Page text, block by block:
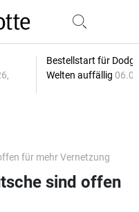
Bestellstart für
Welten auffällig
für mehr Vernetzung
sind offen